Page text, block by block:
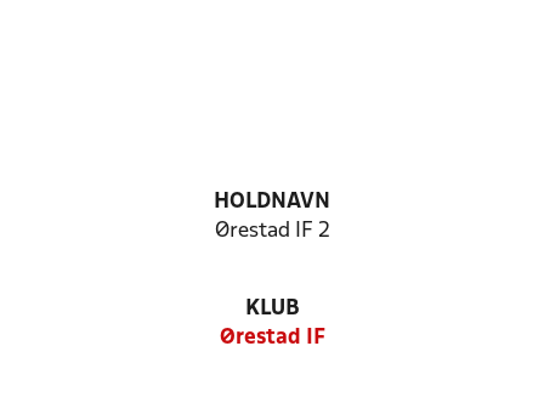
HOLDNAVN
Ørestad IF 2
KLUB
Ørestad IF